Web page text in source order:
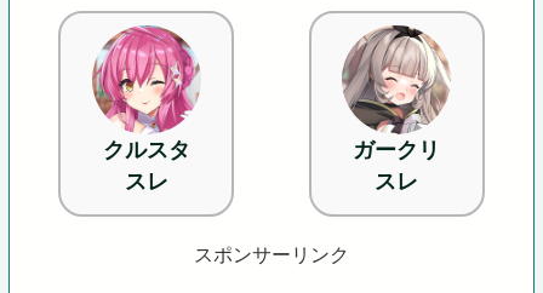
クルスタ
スレ
ガークリ
スレ
スポンサーリンク